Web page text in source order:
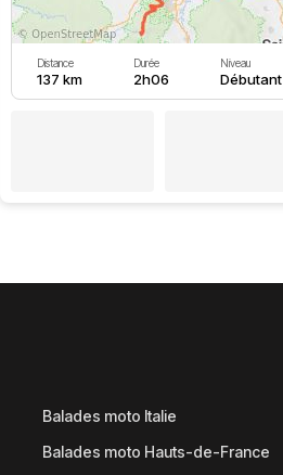
Distance
137 km
Durée
2h06
Niveau
Débutant
Balades moto Italie
Balades moto Hauts-de-France